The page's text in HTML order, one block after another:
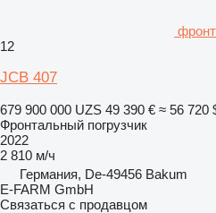
12
JCB 407
679 900 000 UZS 49 390 € ≈ 56 720
Фронтальный погрузчик
2022
2 810 м/ч
Германия, De-49456 Bakum
E-FARM GmbH
Связаться с продавцом